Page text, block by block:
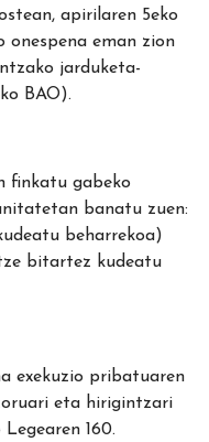
apirilaren 5eko
onespena eman zion
jarduketa-
BAO).
finkatu gabeko
banatu zuen:
beharrekoa)
bitartez kudeatu
exekuzio pribatuaren
eta hirigintzari
160.